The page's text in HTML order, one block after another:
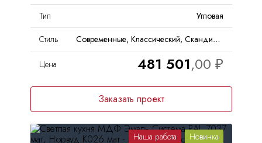
Тип
Угловая
Стиль
Современные, Классический, Скандинавский, Неоклассика
Цена 481 501
Заказать проект
Наша работа Новинка